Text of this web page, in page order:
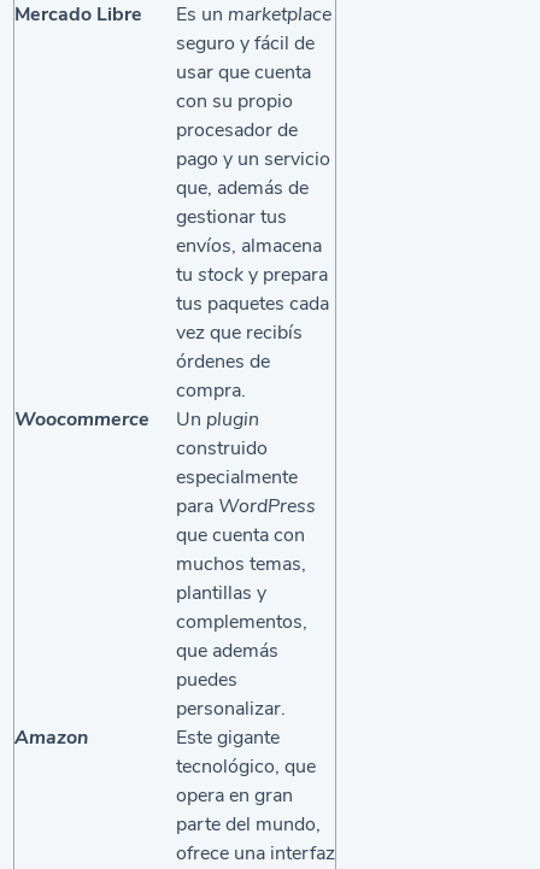
Mercado Libre
Es un marketplace
seguro y fácil de
usar que cuenta
con su propio
procesador de
pago y un servicio
que, además de
gestionar tus
envíos, almacena
tustocky prepara
tus paquetes cada
vez que recibís
órdenes de
compra.
Woocommerce
Un plugin
construido
especialmente
para WordPress
que cuenta con
muchos temas,
plantillas y
complementos,
que además
puedes
personalizar.
Amazon
Este gigante
tecnológico, que
opera en gran
parte del mundo,
ofrece una interfaz